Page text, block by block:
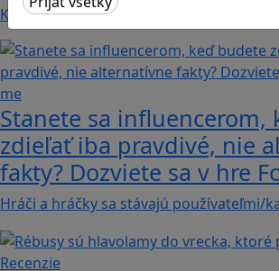
Kvíz zahŕňa otázky z mnohých vedných
Stanete sa influencerom,
zdieľať iba pravdivé, nie
fakty? Dozviete sa v hre
Hráči a hráčky sa stávajú používateľmi/
Recenzie